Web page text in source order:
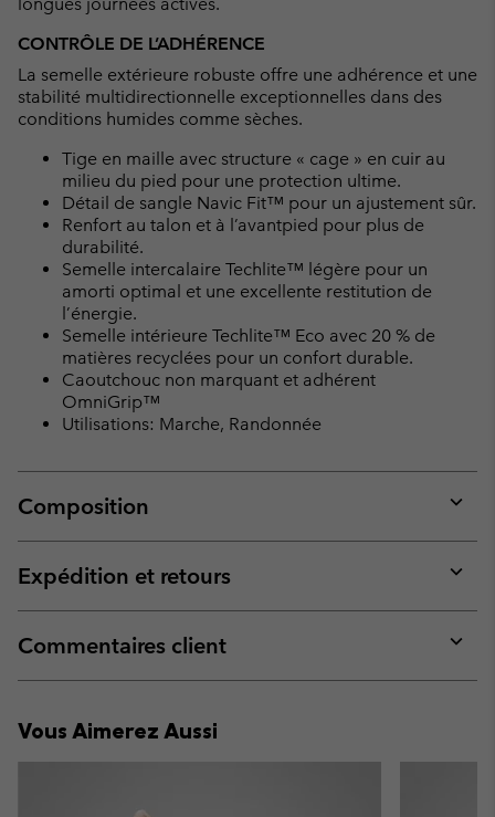
longues journées actives.
CONTRÔLE DE L’ADHÉRENCE
La semelle extérieure robuste offre une adhérence et une
stabilité multidirectionnelle exceptionnelles dans des
conditions humides comme sèches.
Tige en maille avec structure « cage » en cuir au
milieu du pied pour une protection ultime.
Détail de sangle Navic Fit™ pour un ajustement sûr.
Renfort au talon et à l’avantpied pour plus de
durabilité.
Semelle intercalaire Techlite™ légère pour un
amorti optimal et une excellente restitution de
l’énergie.
Semelle intérieure Techlite™ Eco avec 20 % de
matières recyclées pour un confort durable.
Caoutchouc non marquant et adhérent
OmniGrip™
Utilisations: Marche, Randonnée
Composition
or
Expédition et retours
or
Commentaires client
or
Vous Aimerez Aussi